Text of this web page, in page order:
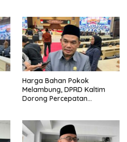
Harga Bahan Pokok
Melambung, DPRD Kaltim
Dorong Percepatan